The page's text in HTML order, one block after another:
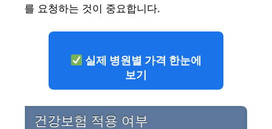
를 요청하는 것이 중요합니다.
실제 병원별 가격 한눈에
보기
건강보험 적용 여부